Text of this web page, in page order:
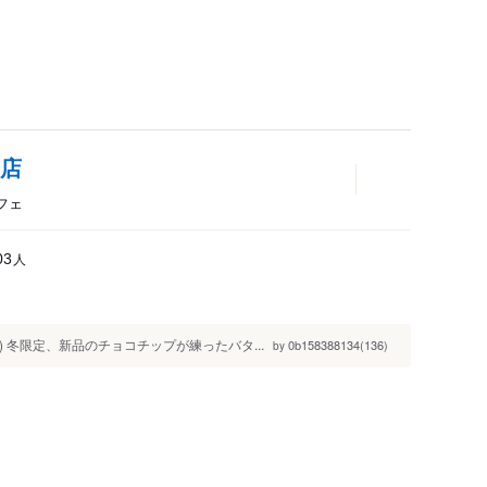
ェ
人
限定、新品のチョコチップが練ったバタ... by 0b158388134(136)